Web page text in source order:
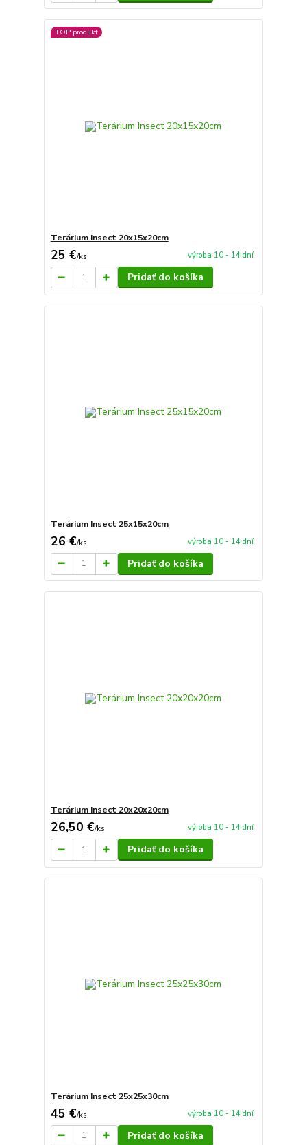
TOP produkt
Terárium Insect 20x15x20cm
25 €/ks výroba 10 - 14 dní
Pridať do košíka
Terárium Insect 25x15x20cm
26 €/ks výroba 10 - 14 dní
Pridať do košíka
Terárium Insect 20x20x20cm
26,50 €/ks výroba 10 - 14 dní
Pridať do košíka
Terárium Insect 25x25x30cm
45 €/ks výroba 10 - 14 dní
Pridať do košíka